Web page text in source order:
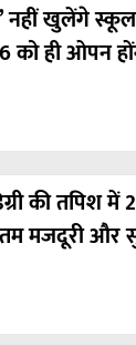
नहीं खुलेंगे
को ही ओपन
की तपिश
मजदूरी और